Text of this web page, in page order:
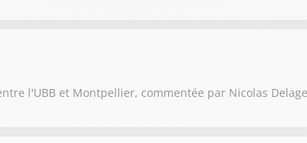
l'UBB et Montpellier, commentée par Nicolas Delage